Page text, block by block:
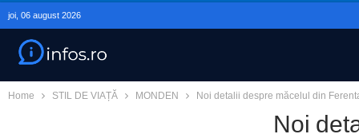
joi, 06 august 2026
Home STIL DE VIAȚĂ MONDEN Noi detalii despre măcelul din
Noi